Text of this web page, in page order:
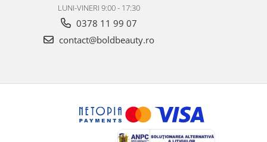
LUNI-VINERI 9:00 - 17:30
0378 11 99 07
contact@boldbeauty.ro